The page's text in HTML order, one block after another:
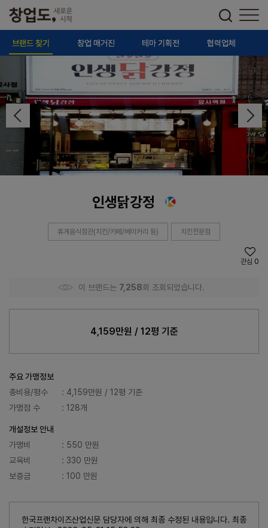
브랜드 찾기 창업 매거진 테마 기획전 협력업체
인생닭강정
휴게음식점관(치킨/카페/베이커리 등) 치킨전문점
관심 0
이 브랜드는 7,258회 조회되었습니다.
4,159만원 / 12평 기준
주요 가맹정보
총비용/평수
: 4,159만원 / 12평 기준
가맹점 수
: 128개
개설정보 안내
가맹비
: 550 만원
교육비
: 330 만원
보증금
: 100 만원
한국프랜차이즈산업신문 담당자에 의해 최종 수정된 내용입니다. 최종